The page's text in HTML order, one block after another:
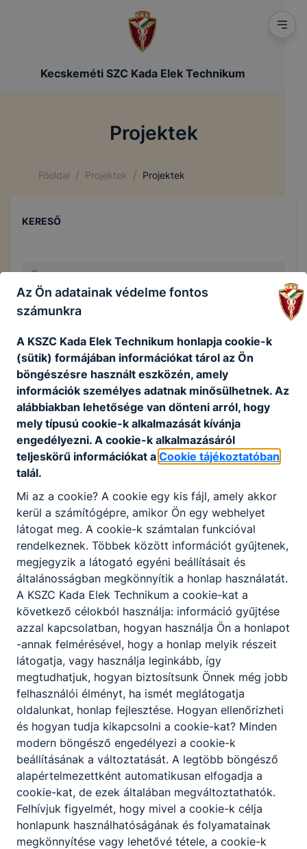
Kecskeméti SZC Kada Elek Technikum
Projektek
Főoldal / Projektek / Projektek
KERESŐ
Projektek
Széchenyi 2020 projektek
Nincs találat
Partnereink
Az Ön adatainak védelme fontos
számunkra
A KSZC Kada Elek Technikum honlapja cookie-k
(sütik) formájában információkat tárol az Ön
böngészésre használt eszközén, amely
információk személyes adatnak minősülhetnek. Az
alábbiakban lehetősége van dönteni arról, hogy
mely típusú cookie-k alkalmazását kívánja
engedélyezni. A cookie-k alkalmazásáról
teljeskörű információkat a Cookie tájékoztatóban
talál.
Mi az a cookie? A cookie egy kis fájl, amely akkor
kerül a számítógépre, amikor Ön egy webhelyet
látogat meg. A cookie-k számtalan funkcióval
rendelkeznek. Többek között információt gyűjtenek,
megjegyzik a látogató egyéni beállításait és
általánosságban megkönnyítik a honlap használatát.
A KSZC Kada Elek Technikum a cookie-kat a
következő célokból használja: információ gyűjtése
azzal kapcsolatban, hogyan használja Ön a honlapot
-annak felmérésével, hogy a honlap melyik részeit
látogatja, vagy használja leginkább, így
megtudhatjuk, hogyan biztosítsunk Önnek még jobb
felhasználói élményt, ha ismét meglátogatja
oldalunkat, honlap fejlesztése. Hogyan ellenőrizheti
és hogyan tudja kikapcsolni a cookie-kat? Minden
modern böngésző engedélyezi a cookie-k
beállításának a változtatását. A legtöbb böngésző
alapértelmezettként automatikusan elfogadja a
cookie-kat, de ezek általában megváltoztathatók.
Felhívjuk figyelmét, hogy mivel a cookie-k célja
honlapunk használhatóságának és folyamatainak
megkönnyítése vagy lehetővé tétele, a cookie-k